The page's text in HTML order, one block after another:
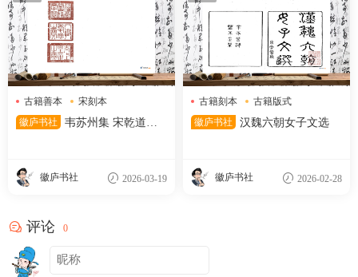
古籍善本
宋刻本
韦苏州集
徽庐书社
韦苏州集 宋乾道七
徽庐书社 2026-03-19
古籍刻本
古籍版式
女子文选
徽庐书社 汉魏六朝女子文选
徽庐书社 2026-02-28
评论 0